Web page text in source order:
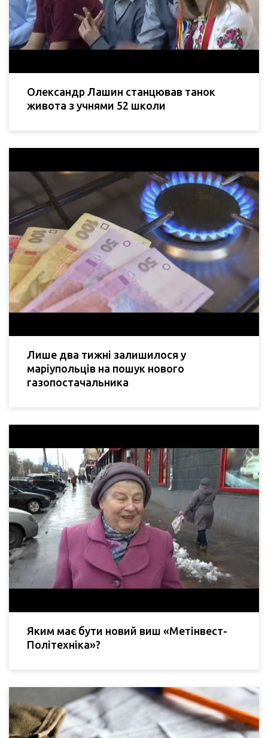
Олександр Лашин станцював танок
живота з учнями 52 школи
Лише два тижні залишилося у
маріупольців на пошук нового
газопостачальника
Яким має бути новий виш «Метінвест-
Політехніка»?